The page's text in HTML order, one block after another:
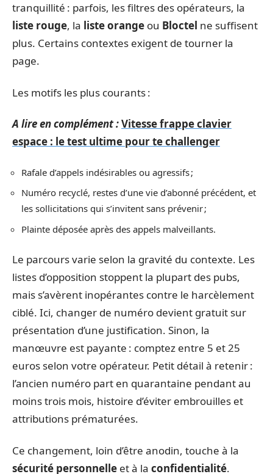
tranquillité : parfois, les filtres des opérateurs, la
liste rouge, la liste orange ou Bloctel ne suffisent
plus. Certains contextes exigent de tourner la
page.
Les motifs les plus courants :
A lire en complément :Vitesse frappe clavier
espace : le test ultime pour te challenger
Rafale d’appels indésirables ou agressifs ;
Numéro recyclé, restes d’une vie d’abonné précédent, et
les sollicitations qui s’invitent sans prévenir ;
Plainte déposée après des appels malveillants.
Le parcours varie selon la gravité du contexte. Les
listes d’opposition stoppent la plupart des pubs,
mais s’avèrent inopérantes contre le harcèlement
ciblé. Ici, changer de numéro devient gratuit sur
présentation d’une justification. Sinon, la
manœuvre est payante : comptez entre 5 et 25
euros selon votre opérateur. Petit détail à retenir :
l’ancien numéro part en quarantaine pendant au
moins trois mois, histoire d’éviter embrouilles et
attributions prématurées.
Ce changement, loin d’être anodin, touche à la
sécurité personnelle et à la confidentialité.